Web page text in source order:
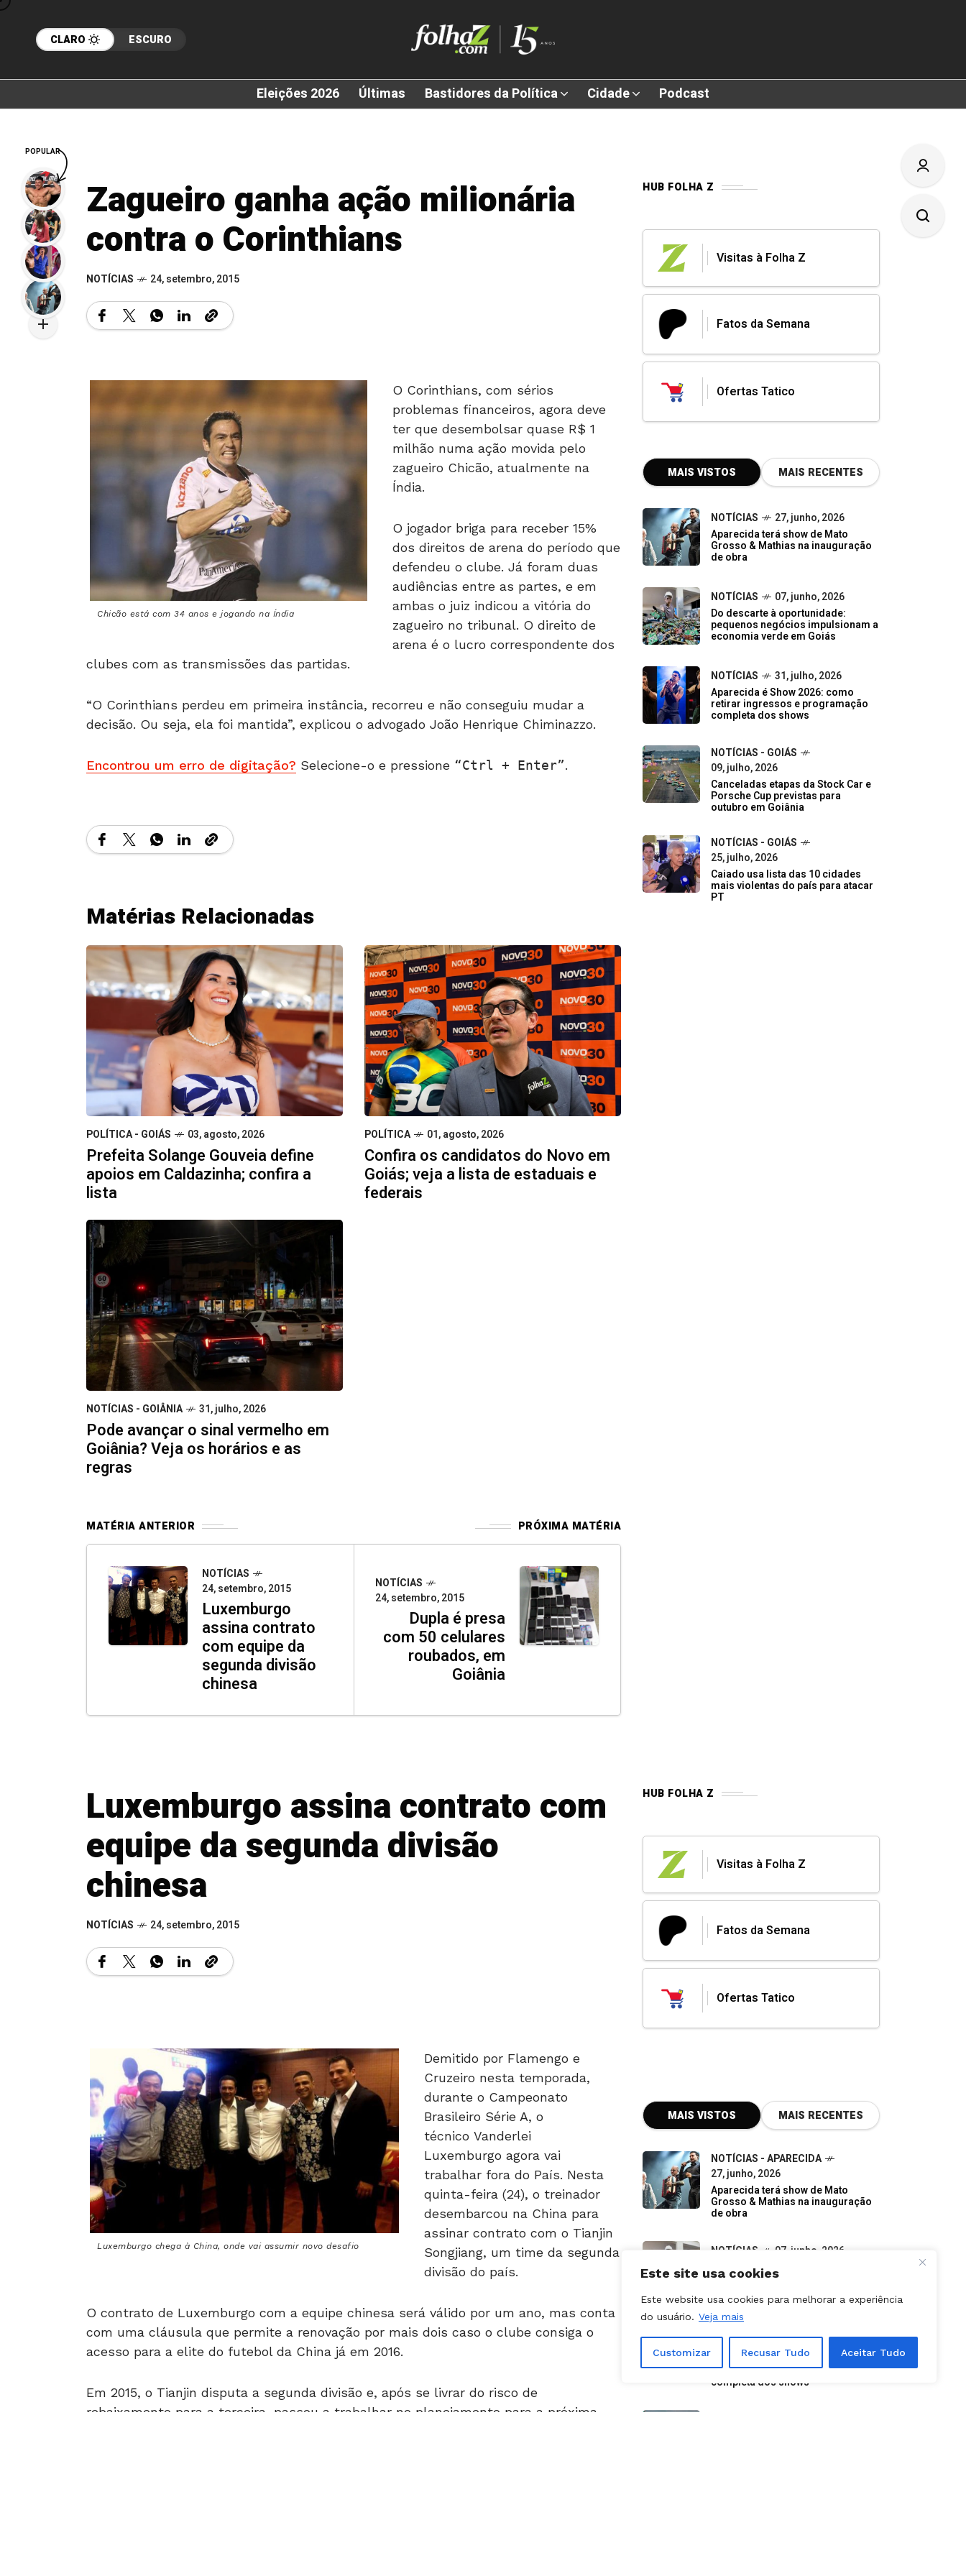
Este site usa cookies
Este website usa cookies para melhorar a experiência
do usuário. Veja mais
Customizar Recusar Tudo Aceitar Tudo
CLARO ESCURO
Eleições 2026 Últimas Bastidores da Política Cidade Podcast
Zagueiro ganha ação milionária
contra o Corinthians
NOTÍCIAS 24, setembro, 2015
Chicão está com 34 anos e jogando na Índia
O Corinthians, com sérios
problemas financeiros, agora deve
ter que desembolsar quase R$ 1
milhão numa ação movida pelo
zagueiro Chicão, atualmente na
Índia.
O jogador briga para receber 15%
dos direitos de arena do período que
defendeu o clube. Já foram duas
audiências entre as partes, e em
ambas o juiz indicou a vitória do
zagueiro no tribunal. O direito de
arena é o lucro correspondente dos
clubes com as transmissões das partidas.
“O Corinthians perdeu em primeira instância, recorreu e não conseguiu mudar a
decisão. Ou seja, ela foi mantida”, explicou o advogado João Henrique Chiminazzo.
Encontrou um erro de digitação? Selecione-o e pressione Ctrl + Enter .
Matérias Relacionadas
POLÍTICA - GOIÁS 03, agosto, 2026
Prefeita Solange Gouveia define
apoios em Caldazinha; confira a
lista
POLÍTICA 01, agosto, 2026
Confira os candidatos do Novo em
Goiás; veja a lista de estaduais e
federais
NOTÍCIAS - GOIÂNIA 31, julho, 2026
Pode avançar o sinal vermelho em
Goiânia? Veja os horários e as
regras
MATÉRIA ANTERIOR PRÓXIMA MATÉRIA
NOTÍCIAS
24, setembro, 2015
Luxemburgo
assina contrato
com equipe da
segunda divisão
chinesa
NOTÍCIAS
24, setembro, 2015
Dupla é presa
com 50 celulares
roubados, em
Goiânia
HUB FOLHA Z
Visitas à Folha Z
Fatos da Semana
Ofertas Tatico
MAIS VISTOS MAIS RECENTES
NOTÍCIAS
27, junho, 2026
Aparecida terá show de Mato
Grosso & Mathias na inauguração
de obra
NOTÍCIAS
07, junho, 2026
Do descarte à oportunidade:
pequenos negócios impulsionam a
economia verde em Goiás
NOTÍCIAS
31, julho, 2026
Aparecida é Show 2026: como
retirar ingressos e programação
completa dos shows
NOTÍCIAS - GOIÁS
09, julho, 2026
Canceladas etapas da Stock Car e
Porsche Cup previstas para
outubro em Goiânia
NOTÍCIAS - GOIÁS
25, julho, 2026
Caiado usa lista das 10 cidades
mais violentas do país para atacar
PT
Luxemburgo assina contrato com
equipe da segunda divisão
chinesa
NOTÍCIAS 24, setembro, 2015
Luxemburgo chega à China, onde vai assumir novo desafio
Cruzeiro nesta temporada,
durante o Campeonato
Brasileiro Série A, o
técnico Vanderlei
Luxemburgo agora vai
trabalhar fora do País. Nesta
quinta-feira (24), o treinador
desembarcou na China para
assinar contrato com o Tianjin
Songjiang, um time da segunda
divisão do país.
com uma cláusula que permite a renovação por mais dois caso o clube consiga o
acesso para a elite do futebol da China já em 2016.
rebaixamento para a terceira, passou a trabalhar no planejamento para a próxima
temporada, que inclui a contratação de Luxemburgo. O time ocupa a 11ª posição
HUB FOLHA Z
Visitas à Folha Z
Fatos da Semana
Ofertas Tatico
NOTÍCIAS - APARECIDA
Aparecida terá show de Mato
Grosso & Mathias na inauguração
de obra
NOTÍCIAS
pequenos negócios impulsionam a
economia verde em Goiás
31, julho, 2026
Aparecida é Show 2026: como
retirar ingressos e programação
completa dos shows
NOTÍCIAS
09, julho, 2026
POPULAR